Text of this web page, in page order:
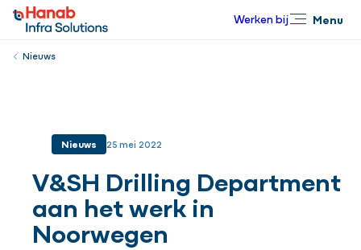
Werken bij Menu
Nieuws
Nieuws 25 mei 2022
V&SH Drilling Department
aan het werk in
Noorwegen
Sluiten